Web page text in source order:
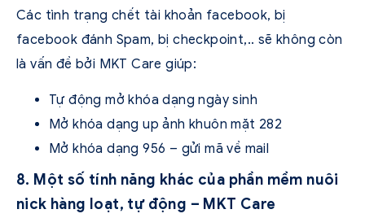
Các tình trạng chết tài khoản facebook, bị
facebook đánh Spam, bị checkpoint,.. sẽ không còn
là vấn đề bởi MKT Care giúp:
Tự động mở khóa dạng ngày sinh
Mở khóa dạng up ảnh khuôn mặt 282
Mở khóa dạng 956 – gửi mã về mail
8. Một số tính năng khác của phần mềm nuôi
nick hàng loạt, tự động – MKT Care